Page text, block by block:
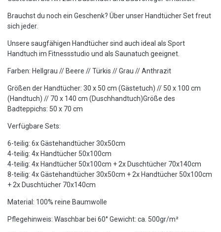
Brauchst du noch ein Geschenk? Über unser Handtücher Set freut
sich jeder.
Unsere saugfähigen Handtücher sind auch ideal als Sport
Handtuch im Fitnessstudio und als Saunatuch geeignet.
Farben: Hellgrau // Beere // Türkis // Grau // Anthrazit
Größen der Handtücher: 30 x 50 cm (Gästetuch) // 50 x 100 cm
(Handtuch) // 70 x 140 cm (Duschhandtuch)Größe des
Badteppichs: 50 x 70 cm
Verfügbare Sets:
6-teilig: 6x Gästehandtücher 30x50cm
4-teilig: 4x Handtücher 50x100cm
4-teilig: 4x Handtücher 50x100cm + 2x Duschtücher 70x140cm
8-teilig: 4x Gästehandtücher 30x50cm + 2x Handtücher 50x100cm
+ 2x Duschtücher 70x140cm
Material: 100% reine Baumwolle
Pflegehinweis: Waschbar bei 60° Gewicht: ca. 500gr/m²